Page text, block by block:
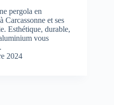
pergola en
Carcassonne et ses
Esthétique, durable,
vous
2024